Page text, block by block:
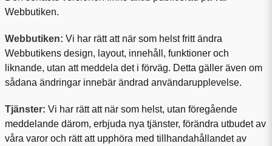
Webbutiken.
Webbutiken: Vi har rätt att när som helst fritt ändra
Webbutikens design, layout, innehåll, funktioner och
liknande, utan att meddela det i förväg. Detta gäller även om
sådana ändringar innebär ändrad användarupplevelse.
Tjänster: Vi har rätt att när som helst, utan föregående
meddelande därom, erbjuda nya tjänster, förändra utbudet av
våra varor och rätt att upphöra med tillhandahållandet av